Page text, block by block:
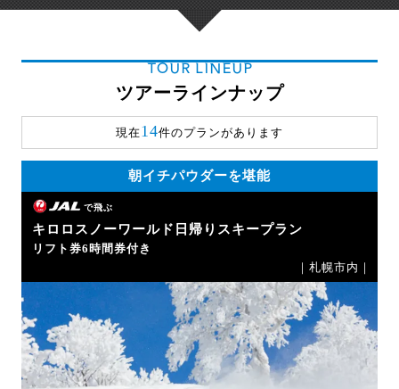
TOUR LINEUP
ツアーラインナップ
現在14件のプランがあります
朝イチパウダーを堪能
で飛ぶ
キロロスノーワールド日帰りスキープラン
リフト券6時間券付き
｜札幌市内｜